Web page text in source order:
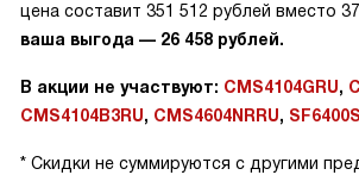
цена составит 351 512 рублей вместо
ваша выгода — 26 458 рублей.
В акции не участвуют: CMS4104GRU,
CMS4104B3RU, CMS4604NRRU,
* Скидки не суммируются с другими